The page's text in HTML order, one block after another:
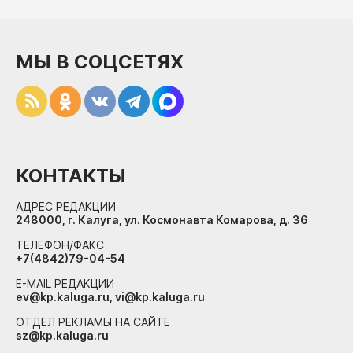
МЫ В СОЦСЕТЯХ
КОНТАКТЫ
АДРЕС РЕДАКЦИИ
248000, г. Калуга, ул. Космонавта Комарова, д. 36
ТЕЛЕФОН/ФАКС
+7(4842)79-04-54
E-MAIL РЕДАКЦИИ
ev@kp.kaluga.ru, vi@kp.kaluga.ru
ОТДЕЛ РЕКЛАМЫ НА САЙТЕ
sz@kp.kaluga.ru